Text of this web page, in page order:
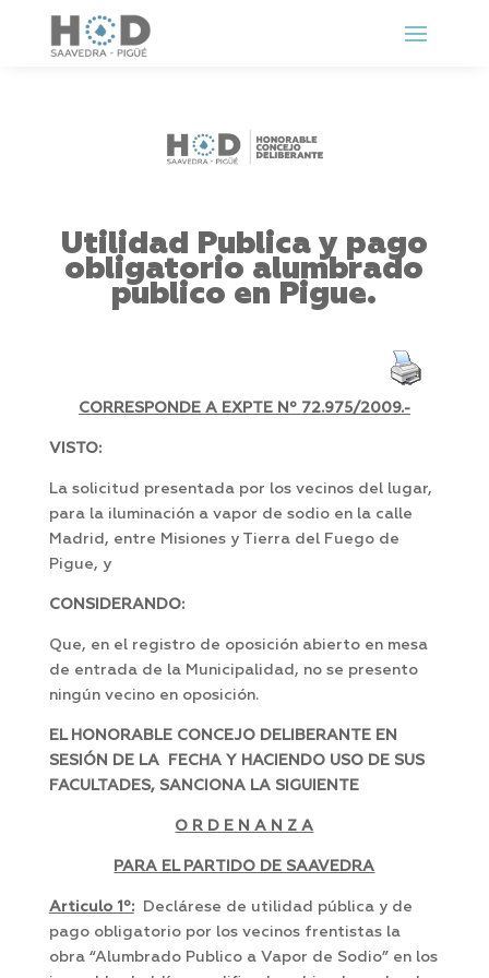
Utilidad Publica y pago
obligatorio alumbrado
publico en Pigue.
CORRESPONDE A EXPTE Nº 72.975/2009.-
VISTO:
La solicitud presentada por los vecinos del lugar,
para la iluminación a vapor de sodio en la calle
Madrid, entre Misiones y Tierra del Fuego de
Pigue, y
CONSIDERANDO:
Que, en el registro de oposición abierto en mesa
de entrada de la Municipalidad, no se presento
ningún vecino en oposición.
EL HONORABLE CONCEJO DELIBERANTE EN
SESIÓN DE LA FECHA Y HACIENDO USO DE SUS
FACULTADES, SANCIONA LA SIGUIENTE
O R D E N A N Z A
PARA EL PARTIDO DE SAAVEDRA
Articulo 1º:Declárese de utilidad pública y de
pago obligatorio por los vecinos frentistas la
obra “Alumbrado Publico a Vapor de Sodio” en los